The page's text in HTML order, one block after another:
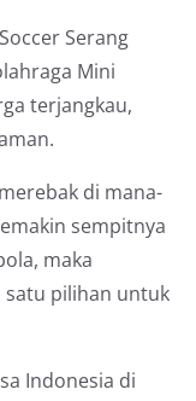
Serang
Mini
terjangkau,
di mana-
sempitnya
maka
satu pilihan untuk
Indonesia di